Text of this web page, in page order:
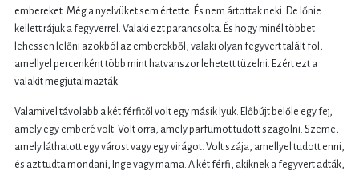
embereket. Még a nyelvüket sem értette. És nem ártottak neki. De lőnie
kellett rájuk a fegyverrel. Valaki ezt parancsolta. És hogy minél többet
lehessen lelőni azokból az emberekből, valaki olyan fegyvert talált föl,
amellyel percenként több mint hatvanszor lehetett tüzelni. Ezért ezt a
valakit megjutalmazták.
Valamivel távolabb a két férfitől volt egy másik lyuk. Előbújt belőle egy fej,
amely egy emberé volt. Volt orra, amely parfümöt tudott szagolni. Szeme,
amely láthatott egy várost vagy egy virágot. Volt szája, amellyel tudott enni,
és azt tudta mondani, Inge vagy mama. A két férfi, akiknek a fegyvert adták,